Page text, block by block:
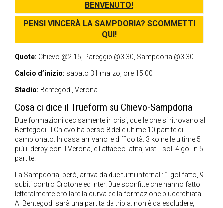
BENVENUTO!
PENSI VINCERÀ LA SAMPDORIA? SCOMMETTI
QUI!
Quote: Chievo @2.15, Pareggio @3.30, Sampdoria @3.30
Calcio d’inizio: sabato 31 marzo, ore 15:00
Stadio: Bentegodi, Verona
Cosa ci dice il Trueform su Chievo-Sampdoria
Due formazioni decisamente in crisi, quelle che si ritrovano al
Bentegodi. Il Chievo ha perso 8 delle ultime 10 partite di
campionato. In casa arrivano le difficoltà: 3 ko nelle ultime 5
più il derby con il Verona, e l’attacco latita, visti i soli 4 gol in 5
partite.
La Sampdoria, però, arriva da due turni infernali: 1 gol fatto, 9
subiti contro Crotone ed Inter. Due sconfitte che hanno fatto
letteralmente crollare la curva della formazione blucerchiata.
Al Bentegodi sarà una partita da tripla: non è da escludere,